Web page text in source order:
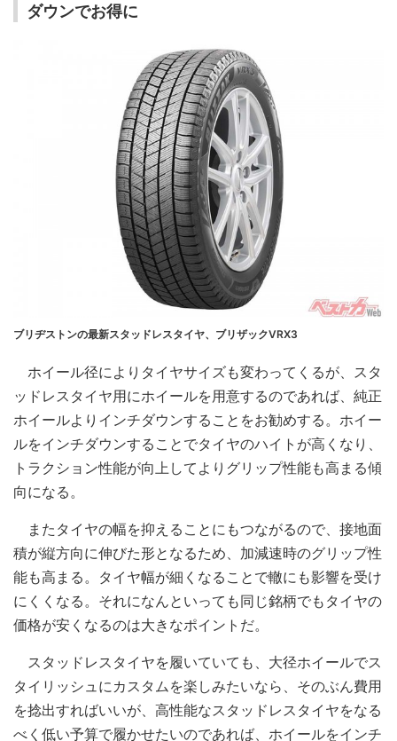
ダウンでお得に
ブリヂストンの最新スタッドレスタイヤ、ブリザックVRX3
ホイール径によりタイヤサイズも変わってくるが、スタ
ッドレスタイヤ用にホイールを用意するのであれば、純正
ホイールよりインチダウンすることをお勧めする。ホイー
ルをインチダウンすることでタイヤのハイトが高くなり、
トラクション性能が向上してよりグリップ性能も高まる傾
向になる。
またタイヤの幅を抑えることにもつながるので、接地面
積が縦方向に伸びた形となるため、加減速時のグリップ性
能も高まる。タイヤ幅が細くなることで轍にも影響を受け
にくくなる。それになんといっても同じ銘柄でもタイヤの
価格が安くなるのは大きなポイントだ。
スタッドレスタイヤを履いていても、大径ホイールでス
タイリッシュにカスタムを楽しみたいなら、そのぶん費用
を捻出すればいいが、高性能なスタッドレスタイヤをなる
べく低い予算で履かせたいのであれば、ホイールをインチ